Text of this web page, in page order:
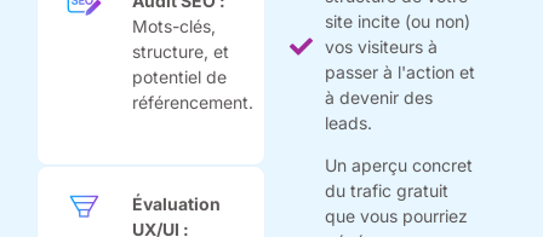
Mots-clés,
structure, et
potentiel de
référencement.
Évaluation
UX/UI :
site incite (ou non)
vos visiteurs à
passer à l'action et
à devenir des
leads.
Un aperçu concret
du trafic gratuit
que vous pourriez